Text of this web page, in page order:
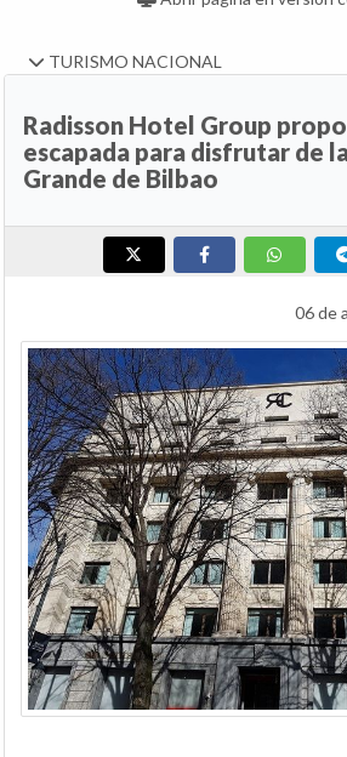
TURISMO NACIONAL
Radisson Hotel Group
escapada para disfrutar de
Grande de Bilbao
06 de